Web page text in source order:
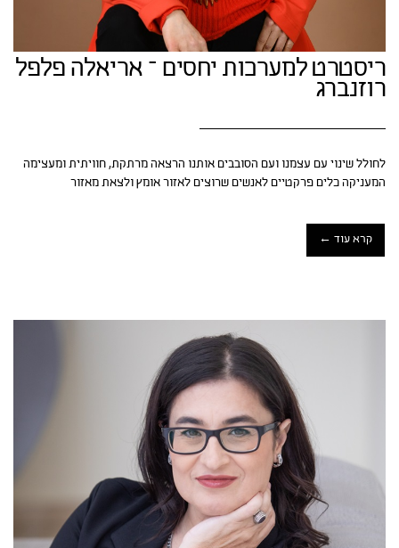
ריסטרט למערכות יחסים – אריאלה פלפל
רוזנברג
לחולל שינוי עם עצמנו ועם הסובבים אותנו הרצאה מרתקת, חוויתית ומעצימה
המעניקה כלים פרקטיים לאנשים שרוצים לאזור אומץ ולצאת מאזור
קרא עוד ←